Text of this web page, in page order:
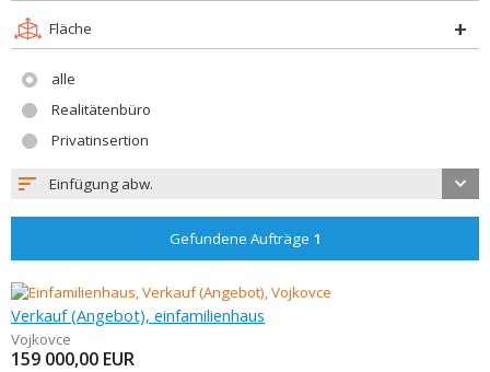
Fläche
alle
Realitätenbüro
Privatinsertion
Einfügung abw.
Gefundene Aufträge 1
Verkauf (Angebot), einfamilienhaus
Vojkovce
159 000,00 EUR